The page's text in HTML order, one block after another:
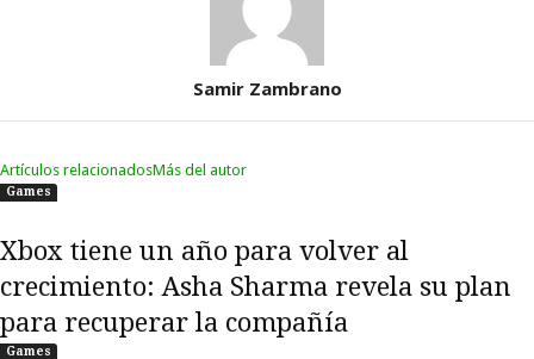
Samir Zambrano
Artículos relacionadosMás del autor
Games
Xbox tiene un año para volver al
crecimiento: Asha Sharma revela su plan
para recuperar la compañía
Games